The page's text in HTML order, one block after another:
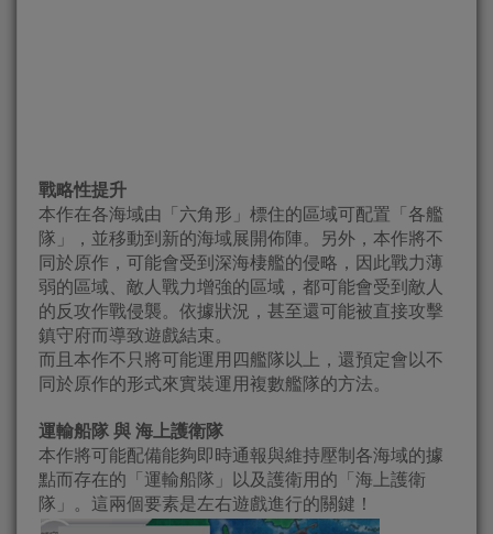
戰略性提升
本作在各海域由「六角形」標住的區域可配置「各艦
隊」，並移動到新的海域展開佈陣。另外，本作將不
同於原作，可能會受到深海棲艦的侵略，因此戰力薄
弱的區域、敵人戰力增強的區域，都可能會受到敵人
的反攻作戰侵襲。依據狀況，甚至還可能被直接攻擊
鎮守府而導致遊戲結束。
而且本作不只將可能運用四艦隊以上，還預定會以不
同於原作的形式來實裝運用複數艦隊的方法。
運輸船隊 與 海上護衛隊
本作將可能配備能夠即時通報與維持壓制各海域的據
點而存在的「運輸船隊」以及護衛用的「海上護衛
隊」。這兩個要素是左右遊戲進行的關鍵！